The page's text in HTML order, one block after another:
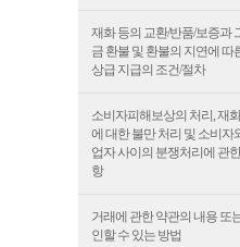
재화 등의 교환/반품/보증과
금 환불 및 환불의 지연에 따
상급 지급의 조건/절차
소비자피해보상의 처리, 재
에 대한 불만 처리 및 소비자
업자 사이의 분쟁처리에 관
항
거래에 관한 약관의 내용 또
인할 수 있는 방법